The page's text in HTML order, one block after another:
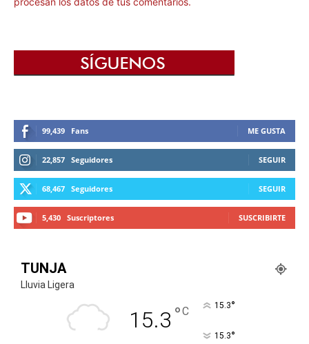
99,439 Fans ME GUSTA
22,857 Seguidores SEGUIR
68,467 Seguidores SEGUIR
5,430 Suscriptores SUSCRIBIRTE
TUNJA
Lluvia Ligera
15.3 °C 15.3°
15.3°